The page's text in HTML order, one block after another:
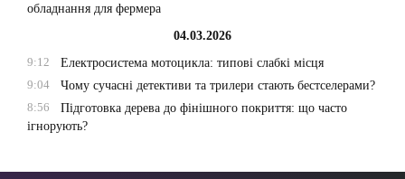
обладнання для фермера
04.03.2026
9:12
Електросистема мотоцикла: типові слабкі місця
9:04
Чому сучасні детективи та трилери стають бестселерами?
8:56
Підготовка дерева до фінішного покриття: що часто
ігнорують?